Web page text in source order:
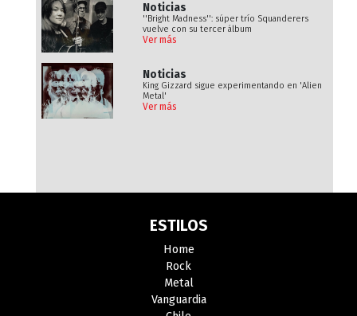
Noticias
''Bright Madness'': súper trío Squanderers
vuelve con su tercer álbum
Ver más
Noticias
King Gizzard sigue experimentando en 'Alien
Metal'
Ver más
ESTILOS
Home
Rock
Metal
Vanguardia